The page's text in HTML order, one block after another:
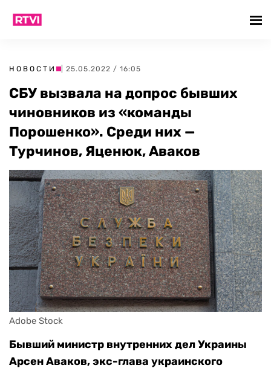
НОВОСТИ | 25.05.2022 / 16:05
СБУ вызвала на допрос бывших
чиновников из «команды
Порошенко». Среди них —
Турчинов, Яценюк, Аваков
Adobe Stock
Бывший министр внутренних дел Украины
Арсен Аваков, экс-глава украинского